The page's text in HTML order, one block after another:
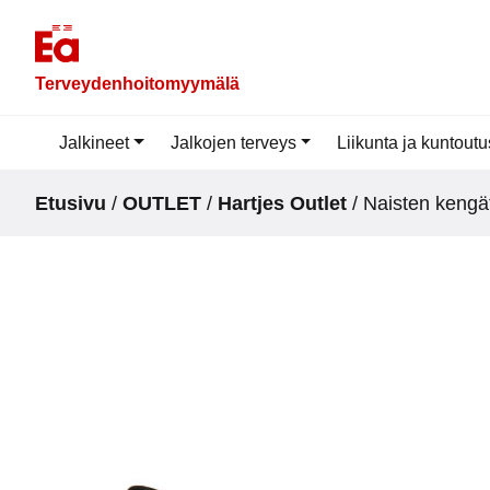
content
Terveydenhoitomyymälä
Jalkineet Jalkojen terveys Liikunta ja
Etusivu / OUTLET / Hartjes Outlet / Naisten